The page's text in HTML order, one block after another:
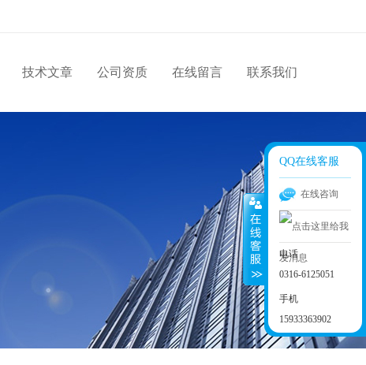
技术文章 公司资质 在线留言 联系我们
QQ在线客服
在线咨询
电话
0316-6125051
手机
15933363902